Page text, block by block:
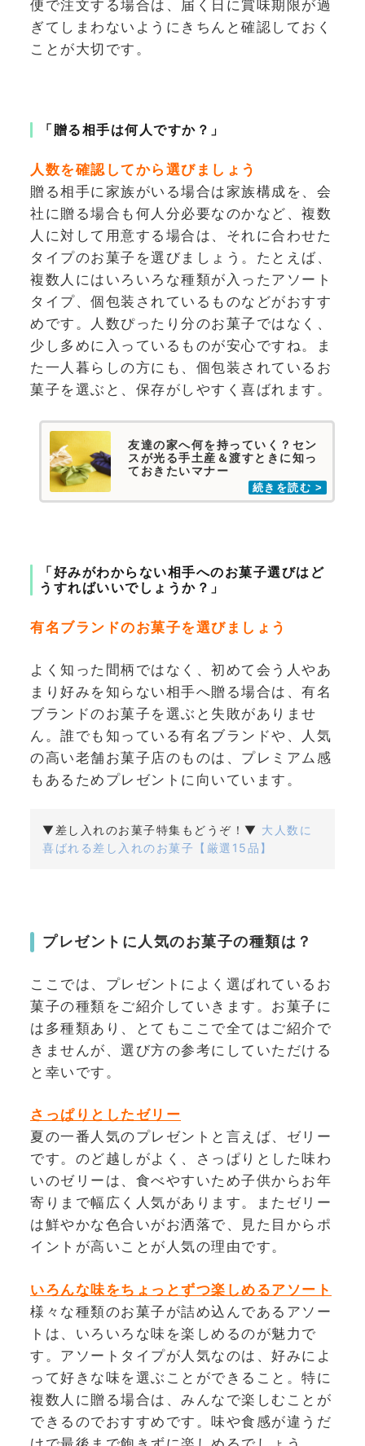
便で注文する場合は、届く日に賞味期限が過
ぎてしまわないようにきちんと確認しておく
ことが大切です。
「贈る相手は何人ですか？」
人数を確認してから選びましょう
贈る相手に家族がいる場合は家族構成を、会
社に贈る場合も何人分必要なのかなど、複数
人に対して用意する場合は、それに合わせた
タイプのお菓子を選びましょう。たとえば、
複数人にはいろいろな種類が入ったアソート
タイプ、個包装されているものなどがおすす
めです。人数ぴったり分のお菓子ではなく、
少し多めに入っているものが安心ですね。ま
た一人暮らしの方にも、個包装されているお
菓子を選ぶと、保存がしやすく喜ばれます。
友達の家へ何を持っていく？セン
スが光る手土産＆渡すときに知っ
ておきたいマナー
「好みがわからない相手へのお菓子選びはど
うすればいいでしょうか？」
有名ブランドのお菓子を選びましょう
よく知った間柄ではなく、初めて会う人やあ
まり好みを知らない相手へ贈る場合は、有名
ブランドのお菓子を選ぶと失敗がありませ
ん。誰でも知っている有名ブランドや、人気
の高い老舗お菓子店のものは、プレミアム感
もあるためプレゼントに向いています。
▼差し入れのお菓子特集もどうぞ！▼ 大人数に
喜ばれる差し入れのお菓子【厳選15品】
プレゼントに人気のお菓子の種類は？
ここでは、プレゼントによく選ばれているお
菓子の種類をご紹介していきます。お菓子に
は多種類あり、とてもここで全てはご紹介で
きませんが、選び方の参考にしていただける
と幸いです。
さっぱりとしたゼリー
夏の一番人気のプレゼントと言えば、ゼリー
です。のど越しがよく、さっぱりとした味わ
いのゼリーは、食べやすいため子供からお年
寄りまで幅広く人気があります。またゼリー
は鮮やかな色合いがお洒落で、見た目からポ
イントが高いことが人気の理由です。
いろんな味をちょっとずつ楽しめるアソート
様々な種類のお菓子が詰め込んであるアソー
トは、いろいろな味を楽しめるのが魅力で
す。アソートタイプが人気なのは、好みによ
って好きな味を選ぶことができること。特に
複数人に贈る場合は、みんなで楽しむことが
できるのでおすすめです。味や食感が違うだ